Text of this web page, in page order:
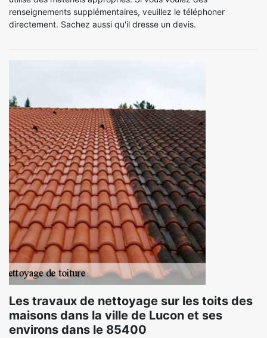
renseignements supplémentaires, veuillez le téléphoner
directement. Sachez aussi qu'il dresse un devis.
Les travaux de nettoyage sur les toits des
maisons dans la ville de Lucon et ses
environs dans le 85400